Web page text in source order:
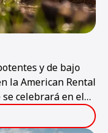
y de bajo
la American Rental
se celebrará en el
del jueves 30 de